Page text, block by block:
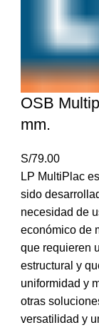
OSB
mm.
S/79.00
LP MultiPlac
sido
necesidad de
económico de
que requieren
estructural y
uniformidad y
otras
versatilidad y